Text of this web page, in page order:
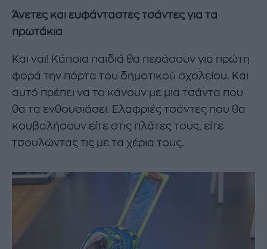
Άνετες και ευφάνταστες τσάντες για τα
πρωτάκια
Και ναι! Κάποια παιδιά θα περάσουν για πρώτη
φορά την πόρτα του δημοτικού σχολείου. Και
αυτό πρέπει να το κάνουν με μια τσάντα που
θα τα ενθουσιάσει. Ελαφριές τσάντες που θα
κουβαλήσουν είτε στις πλάτες τους, είτε
τσουλώντας τις με τα χέρια τους.